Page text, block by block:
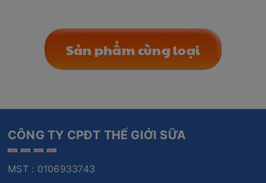
Sản phẩm cùng loại
CÔNG TY CPĐT THẾ GIỚI SỮA
MST : 0106933743